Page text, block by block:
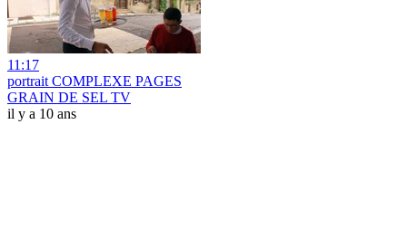
11:17
portrait COMPLEXE PAGES
GRAIN DE SEL TV
il y a 10 ans